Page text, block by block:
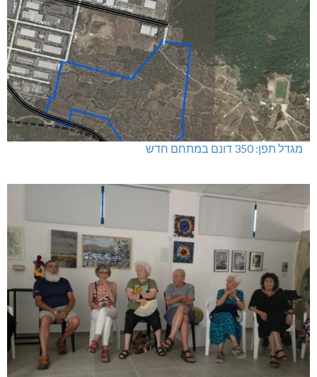
מגדל תפן: 350 דונם במתחם חדש